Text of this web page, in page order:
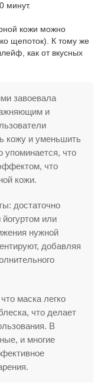
минут.
кожи можно
щепоток). К тому же
как от вкусных
завоевала
и
кожу и уменьшить
упоминается, что
что
кожи.
достаточно
или
нужной
добавляя
маска легко
что делает
В
и многие